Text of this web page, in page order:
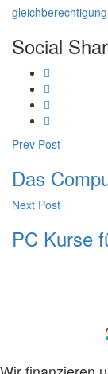
gleichberechtigung
Social
Prev Post
Das
Next Post
PC Kurse